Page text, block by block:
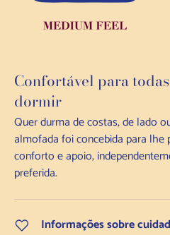
Confortável para
dormir
Quer durma de costas, de lado
almofada foi concebida para
conforto e apoio,
preferida.
Informações sobre